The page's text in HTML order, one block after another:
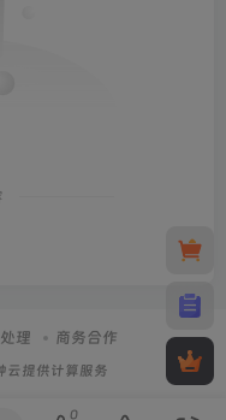
理 商务合作
提供计算服务
0